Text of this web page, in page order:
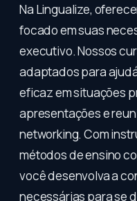
Na Lingualize,
focado em suas
executivo. Nossos
adaptados para
eficaz em situações
apresentações e
networking. Com
métodos de ensino
você desenvolva a
necessárias para se